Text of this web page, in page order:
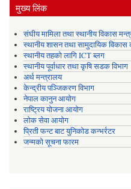
मुख्य लिंक
संघीय मामिला तथा स्थानीय विकास
स्थानीय शासन तथा सामुदायिक विकास
स्थानीय तहको लागि ICT ब्लग
स्थानीय पूर्वाधार तथा कृषि सडक विभाग
अर्थ मन्त्रालय
केन्द्रीय पञ्जिकरण विभाग
नेपाल कानुन आयोग
राष्ट्रिय योजना आयोग
लोक सेवा आयोग
प्रिती फन्ट बाट युनिकोड कन्भर्रटर
जन्मको सूचना फारम